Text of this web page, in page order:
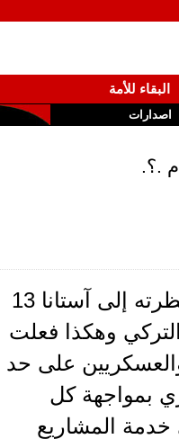
البقاء للأمة
اصدارات
.؟.
في مقال الاسبوع الماضي شاركت أسد الدبلوماسية السورية نظرته إلى آستانا 13
وهكذا فعلت
والعسكريين على حد
بمواجهة كل
المشاريع